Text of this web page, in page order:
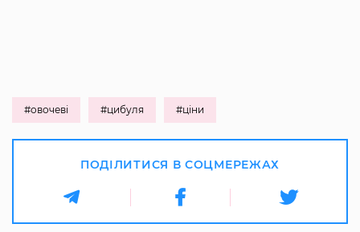
#овочеві #цибуля #ціни
ПОДІЛИТИСЯ В СОЦМЕРЕЖАХ